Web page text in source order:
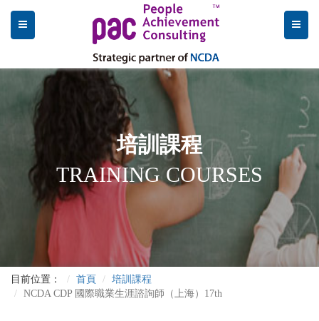
培訓課程
TRAINING COURSES
目前位置： 首頁
培訓課程
NCDA CDP 國際職業生涯諮詢師（上海）17th